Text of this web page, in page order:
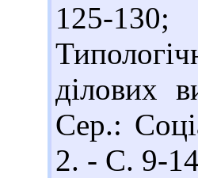
125-
ділових
Сер.:
2. - С. 9-